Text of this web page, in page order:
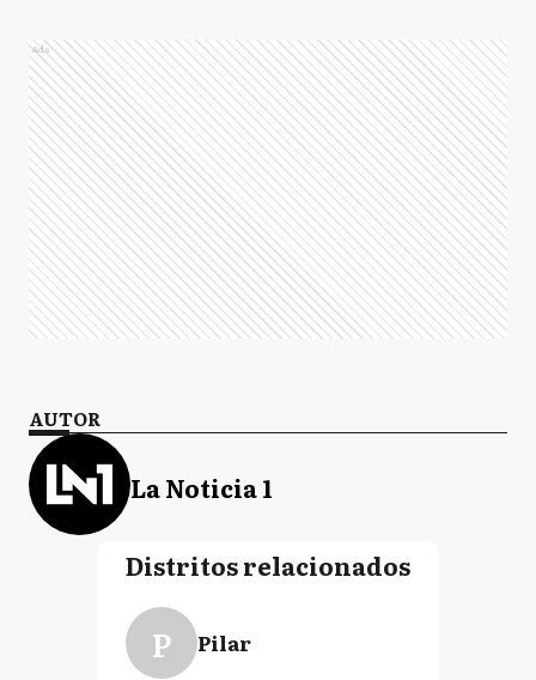
Ads
AUTOR
La Noticia 1
Distritos relacionados
P Pilar